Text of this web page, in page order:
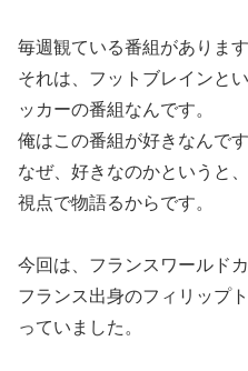
毎週観ている番組があります
それは、フットブレインと
ッカーの番組なんです。
俺はこの番組が好きなんです
なぜ、好きなのかというと
視点で物語るからです。
今回は、フランスワールド
フランス出身のフィリップ
っていました。